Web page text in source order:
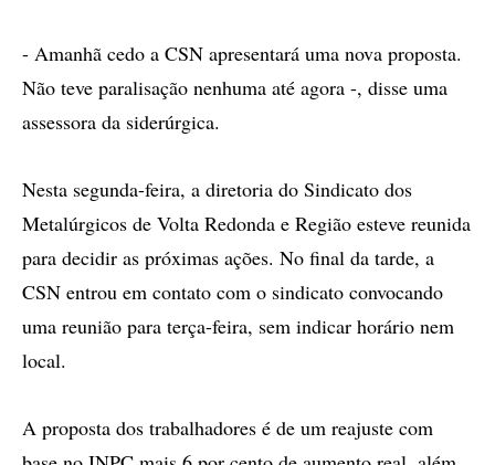
- Amanhã cedo a CSN apresentará uma nova proposta.
Não teve paralisação nenhuma até agora -, disse uma
assessora da siderúrgica.
Nesta segunda-feira, a diretoria do Sindicato dos
Metalúrgicos de Volta Redonda e Região esteve reunida
para decidir as próximas ações. No final da tarde, a
CSN entrou em contato com o sindicato convocando
uma reunião para terça-feira, sem indicar horário nem
local.
A proposta dos trabalhadores é de um reajuste com